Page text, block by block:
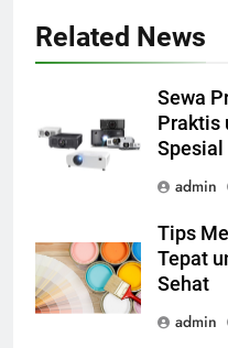
Related News
Sewa
Praktis
Spesial
admin
Tips
Tepat
Sehat
admin